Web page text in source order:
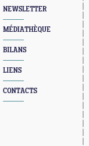
NEWSLETTER
MÉDIATHÈQUE
BILANS
LIENS
CONTACTS